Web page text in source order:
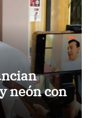
neón con